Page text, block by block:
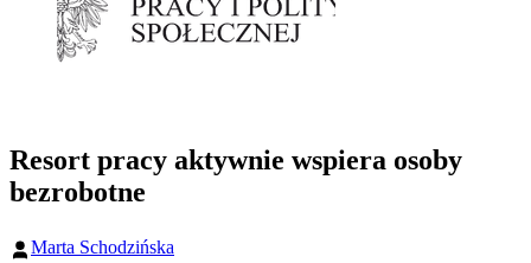
Resort pracy aktywnie wspiera osoby
bezrobotne
Marta Schodzińska